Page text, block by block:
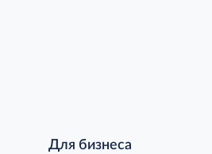
Для бизнеса